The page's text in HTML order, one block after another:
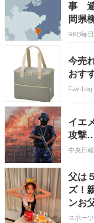
事 避
岡県
RKB毎
今売
おす
Fav-Log
イエ
攻撃
中央日
父は
ズ！
ンお
スポー